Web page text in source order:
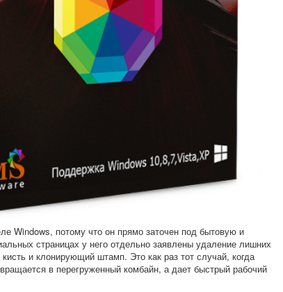
Windows, потому что он прямо заточен под бытовую и
страницах у него отдельно заявлены удаление лишних
и клонирующий штамп. Это как раз тот случай, когда
в перегруженный комбайн, а дает быстрый рабочий